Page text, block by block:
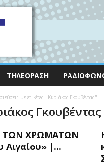
ΤΗΛΕΌΡΑΣΗ
με ετικέτες "Κυριάκος Γκουβέντας"
Γκουβέντας
ΤΩΝ ΧΡΩΜΑΤΩΝ
Αιγαίου» |...